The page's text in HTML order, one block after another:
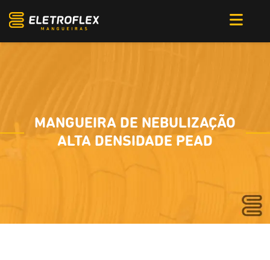
MANGUEIRA DE NEBULIZAÇÃO
ALTA DENSIDADE PEAD